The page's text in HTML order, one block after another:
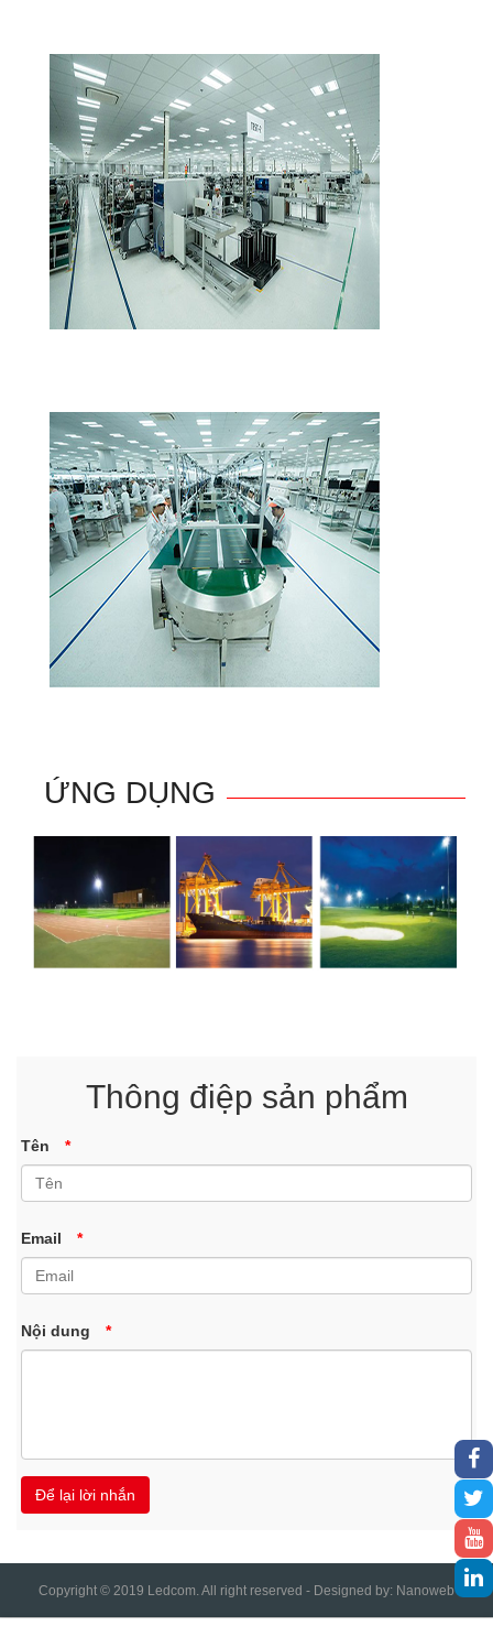
ỨNG DỤNG
Thông điệp sản phẩm
Tên *
Email *
Nội dung *
Copyright © 2019 Ledcom. All right reserved - Designed by: Nanoweb